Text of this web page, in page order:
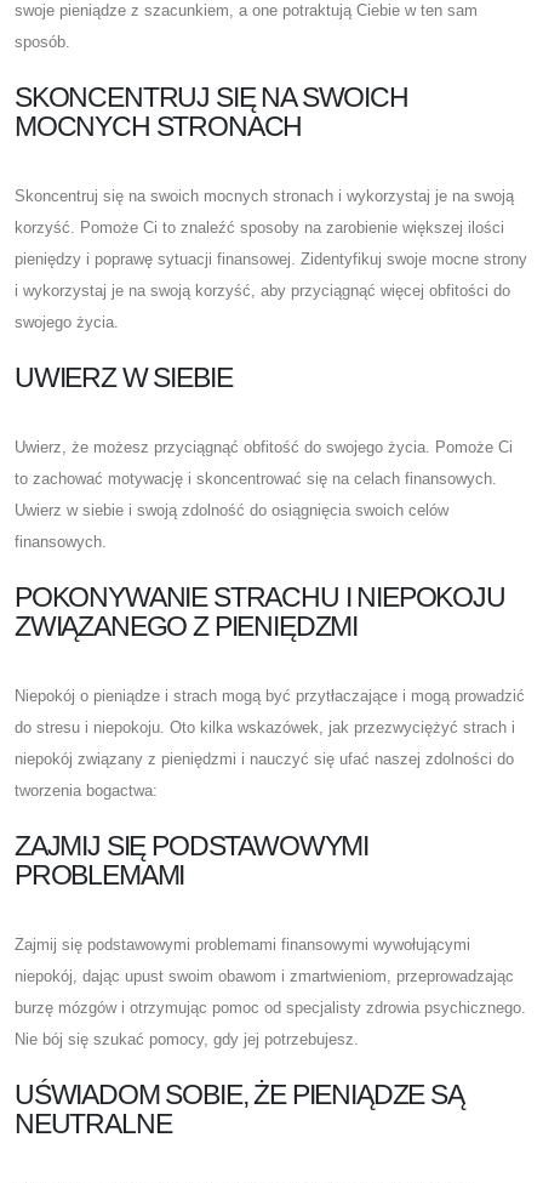
swoje pieniądze z szacunkiem, a one potraktują Ciebie w ten sam
sposób.
SKONCENTRUJ SIĘ NA SWOICH
MOCNYCH STRONACH
Skoncentruj się na swoich mocnych stronach i wykorzystaj je na swoją
korzyść. Pomoże Ci to znaleźć sposoby na zarobienie większej ilości
pieniędzy i poprawę sytuacji finansowej. Zidentyfikuj swoje mocne strony
i wykorzystaj je na swoją korzyść, aby przyciągnąć więcej obfitości do
swojego życia.
UWIERZ W SIEBIE
Uwierz, że możesz przyciągnąć obfitość do swojego życia. Pomoże Ci
to zachować motywację i skoncentrować się na celach finansowych.
Uwierz w siebie i swoją zdolność do osiągnięcia swoich celów
finansowych.
POKONYWANIE STRACHU I NIEPOKOJU
ZWIĄZANEGO Z PIENIĘDZMI
Niepokój o pieniądze i strach mogą być przytłaczające i mogą prowadzić
do stresu i niepokoju. Oto kilka wskazówek, jak przezwyciężyć strach i
niepokój związany z pieniędzmi i nauczyć się ufać naszej zdolności do
tworzenia bogactwa:
ZAJMIJ SIĘ PODSTAWOWYMI
PROBLEMAMI
Zajmij się podstawowymi problemami finansowymi wywołującymi
niepokój, dając upust swoim obawom i zmartwieniom, przeprowadzając
burzę mózgów i otrzymując pomoc od specjalisty zdrowia psychicznego.
Nie bój się szukać pomocy, gdy jej potrzebujesz.
UŚWIADOM SOBIE, ŻE PIENIĄDZE SĄ
NEUTRALNE